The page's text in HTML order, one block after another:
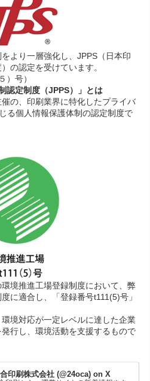
より一層強化し、JPPS（日本印
の認定を受けています。
）号）
認定制度（JPPS）」とは
の、印刷業界に特化したプライバ
る個人情報保護体制の認定制度で
境推進工場登録制度において、弊
に適合し、「登録番号t111(5)号」
境対応が一定レベルに達した企業
行し、環境活動を支援するもので
印刷株式会社 (@24oca) on X